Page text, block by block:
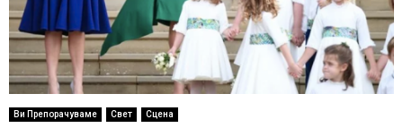
Ви Препорачуваме Свет Сцена